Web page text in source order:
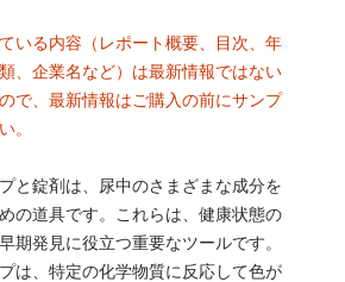
いる内容（レポート概要、目次、年
、企業名など）は最新情報ではない
で、最新情報はご購入の前にサンプ
。
と錠剤は、尿中のさまざまな成分を
の道具です。これらは、健康状態の
期発見に役立つ重要なツールです。
は、特定の化学物質に反応して色が